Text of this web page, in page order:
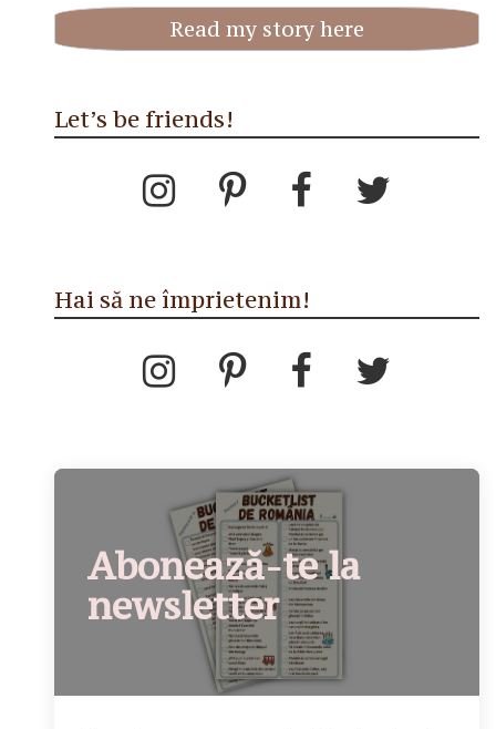
Read my story here
Let’s be friends!
Hai să ne împrietenim!
Abonează-te la
newsletter